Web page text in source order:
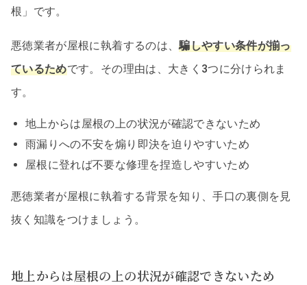
根」です。
悪徳業者が屋根に執着するのは、騙しやすい条件が揃っ
ているためです。その理由は、大きく3つに分けられま
す。
地上からは屋根の上の状況が確認できないため
雨漏りへの不安を煽り即決を迫りやすいため
屋根に登れば不要な修理を捏造しやすいため
悪徳業者が屋根に執着する背景を知り、手口の裏側を見
抜く知識をつけましょう。
地上からは屋根の上の状況が確認できないため